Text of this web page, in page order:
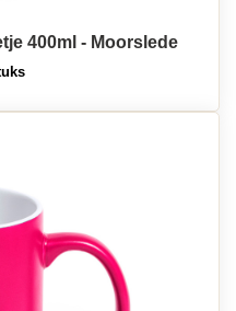
400ml - Moorslede